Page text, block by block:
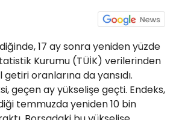
17 ay sonra yeniden yüzde
Kurumu (TÜİK) verilerinden
oranlarına da yansıdı.
geçen ay yükselişe geçti. Endeks,
temmuzda yeniden 10 bin